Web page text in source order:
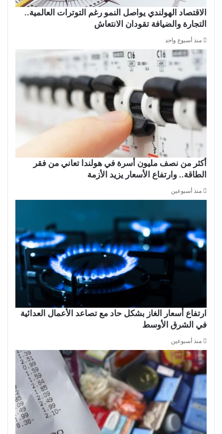
الاقتصاد الهولندي يواصل النمو رغم التوترات العالمية..
التجارة والضيافة تقودان الانتعاش
منذ أسبوع واحد
أكثر من نصف مليون أسرة في هولندا تعاني من فقر
الطاقة.. وارتفاع الأسعار يزيد الأزمة
منذ أسبوعين
ارتفاع أسعار الغاز بشكل حاد مع تصاعد الأعمال العدائية
في الشرق الأوسط
منذ أسبوعين